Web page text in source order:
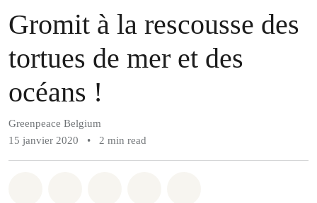
Gromit à la rescousse des
tortues de mer et des
océans !
Greenpeace Belgium
15 janvier 2020
• 2 min read